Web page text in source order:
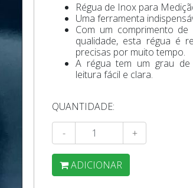
Régua de Inox para
Uma ferramenta
Com um comprimento
qualidade, esta régua é
precisas por muito tempo.
A régua tem um grau de
leitura fácil e clara.
QUANTIDADE:
- +
ADICIONAR